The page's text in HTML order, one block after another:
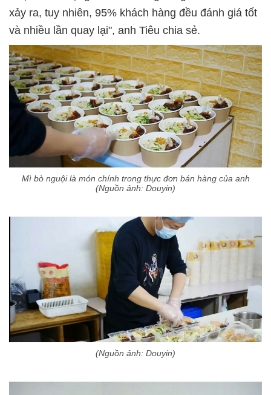
xảy ra, tuy nhiên, 95% khách hàng đều đánh giá tốt
và nhiều lần quay lại", anh Tiêu chia sẻ.
Mì bò nguội là món chính trong thực đơn bán hàng của anh
(Nguồn ảnh: Douyin)
(Nguồn ảnh: Douyin)